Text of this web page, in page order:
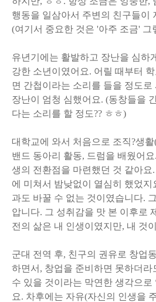
행동을 일삼아서 주변의 친구들이
(여기서 중요한 것은 '아주 조금' 그
유년기에는 활발하고 장난을 심하
강한 소년이였어요. 어릴 때부터
면 간첩이라는 소리를 들을 정도
장난이 엄청 심했어요. (동창들을
다는 소리를 할 정도?? ㅎㅎ)
대학교에 와서 처음으로 조직?생
밴드 동아리 활동, 드럼을 배웠어
생의 전환점을 마련했던 것 같아요
에 미쳐서 밤낮없이 열심히 했었지
과도 바꿀 수 없는 것이였습니다.
압니다. 그 성취감을 맛 본 이후로
전의 삶은 내 인생이였지만, 내 것
군대 전역 후, 친구의 권유로 창업
하면서, 창업을 준비하면 못하더라
수 있을 것이라는 막연한 생각으로
요. 차후에는 자유(자신의 인생을